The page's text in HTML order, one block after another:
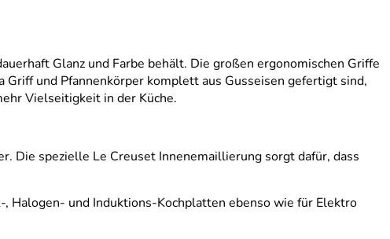
Glanz und Farbe behält. Die großen ergonomischen Griffe
und Pfannenkörper komplett aus Gusseisen gefertigt sind,
Vielseitigkeit in der Küche.
Die spezielle Le Creuset Innenemaillierung sorgt dafür, dass
Halogen- und Induktions-Kochplatten ebenso wie für Elektro